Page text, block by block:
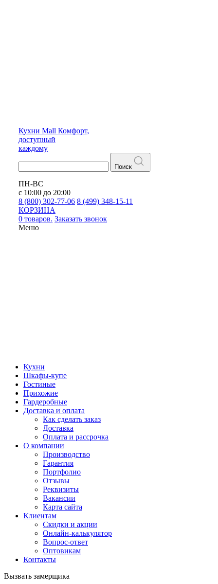
Кухни Mall Комфорт,
доступный
каждому
Поиск
ПН-ВС
с 10:00 до 20:00
8 (800) 302-77-06 8 (499) 348-15-11
КОРЗИНА
0 товаров. Заказать звонок
Меню
Кухни
Шкафы-купе
Гостиные
Прихожие
Гардеробные
Доставка и оплата
Как сделать заказ
Доставка
Оплата и рассрочка
О компании
Производство
Гарантия
Портфолио
Отзывы
Реквизиты
Вакансии
Карта сайта
Клиентам
Скидки и акции
Онлайн-калькулятор
Вопрос-ответ
Оптовикам
Контакты
Вызвать замерщика